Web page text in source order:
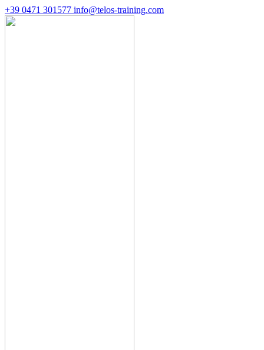
+39 0471 301577 info@telos-training.com